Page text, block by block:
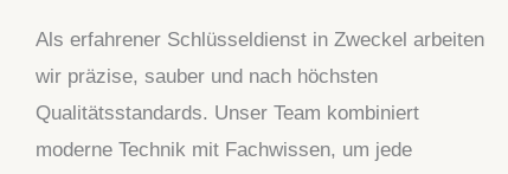
Als erfahrener Schlüsseldienst in Zweckel arbeiten
wir präzise, sauber und nach höchsten
Qualitätsstandards. Unser Team kombiniert
moderne Technik mit Fachwissen, um jede